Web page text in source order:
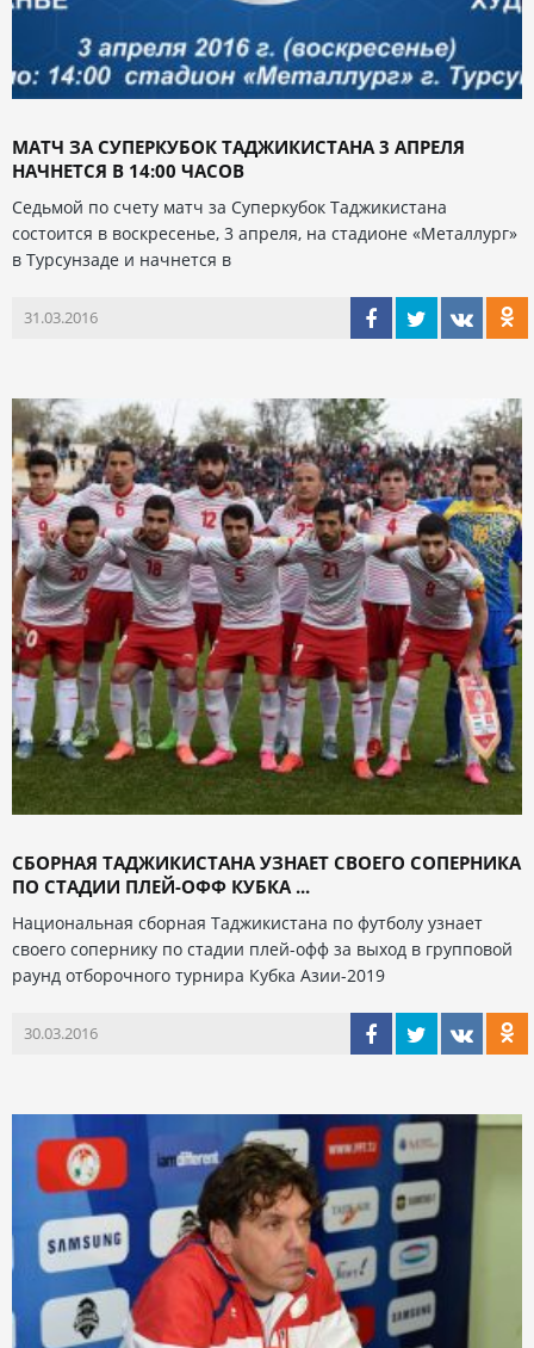
МАТЧ ЗА СУПЕРКУБОК ТАДЖИКИСТАНА 3 АПРЕЛЯ
НАЧНЕТСЯ В 14:00 ЧАСОВ
Седьмой по счету матч за Суперкубок Таджикистана
состоится в воскресенье, 3 апреля, на стадионе «Металлург»
в Турсунзаде и начнется в
31.03.2016
СБОРНАЯ ТАДЖИКИСТАНА УЗНАЕТ СВОЕГО СОПЕРНИКА
ПО СТАДИИ ПЛЕЙ-ОФФ КУБКА ...
Национальная сборная Таджикистана по футболу узнает
своего сопернику по стадии плей-офф за выход в групповой
раунд отборочного турнира Кубка Азии-2019
30.03.2016